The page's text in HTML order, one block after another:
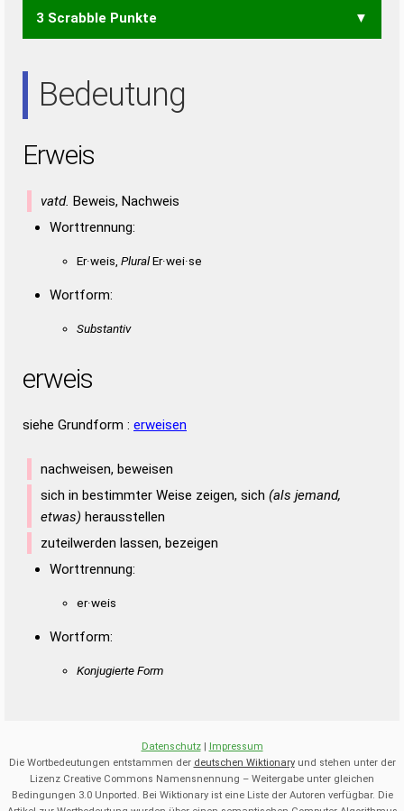
EIER EIES EIRE EISE REIS
3 Scrabble Punkte
Bedeutung
Erweis
vatd. Beweis, Nachweis
Worttrennung:
Er·weis, PluralEr·wei·se
Wortform:
Substantiv
erweis
siehe Grundform : erweisen
nachweisen, beweisen
sich in bestimmter Weise zeigen, sich (als jemand,
etwas) herausstellen
zuteilwerden lassen, bezeigen
Worttrennung:
er·weis
Wortform:
Konjugierte Form
Datenschutz| Impressum
Die Wortbedeutungen entstammen der deutschen Wiktionaryund stehen unter der
Lizenz Creative Commons Namensnennung – Weitergabe unter gleichen
Bedingungen 3.0 Unported. Bei Wiktionary ist eine Liste der Autoren verfügbar. Die